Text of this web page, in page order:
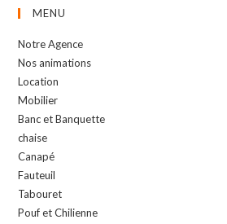
MENU
Notre Agence
Nos animations
Location
Mobilier
Banc et Banquette
chaise
Canapé
Fauteuil
Tabouret
Pouf et Chilienne